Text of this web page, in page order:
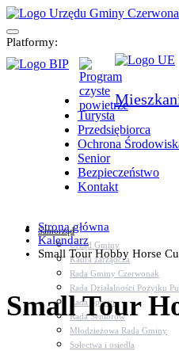
Platformy:
Turysta
Przedsiębiorca
Ochrona
Senior
Bezpieczeństwo
Kontakt
Samorząd
Urząd Gminy
Kadra zarządcza
Rada Gminy Czerwonak
Rada Działalności Pożytku
Rada Sportu
Rada Seniorów
Młodzieżowa Rada Gminy
Sołectwa i osiedla
Strona główna
Kalendarz
Small Tour Hobby Horse
Small Tour